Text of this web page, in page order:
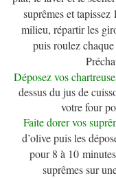
suprêmes et
milieu, répartir les
puis roulez
Déposez vos
dessus du jus de
votre four
Faite dorer vos
d’olive puis les
pour 8 à 10
suprêmes sur